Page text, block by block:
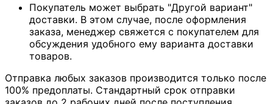
Покупатель может выбрать "Другой вариант"
доставки. В этом случае, после оформления
заказа, менеджер свяжется с покупателем для
обсуждения удобного ему варианта доставки
товаров.
Отправка любых заказов производится только после
100% предоплаты. Стандартный срок отправки